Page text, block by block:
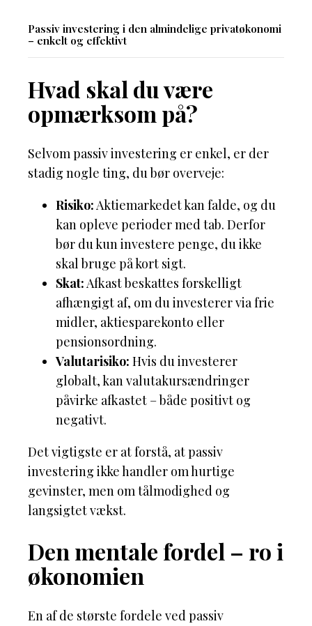
Passiv investering i den almindelige privatøkonomi
– enkelt og effektivt
Hvad skal du være
opmærksom på?
Selvom passiv investering er enkel, er der
stadig nogle ting, du bør overveje:
Risiko:Aktiemarkedet kan falde, og du
kan opleve perioder med tab. Derfor
bør du kun investere penge, du ikke
skal bruge på kort sigt.
Skat:Afkast beskattes forskelligt
afhængigt af, om du investerer via frie
midler, aktiesparekonto eller
pensionsordning.
Valutarisiko: Hvis du investerer
globalt, kan valutakursændringer
påvirke afkastet – både positivt og
negativt.
Det vigtigste er at forstå, at passiv
investering ikke handler om hurtige
gevinster, men om tålmodighed og
langsigtet vækst.
Den mentale fordel – ro i
økonomien
En af de største fordele ved passiv